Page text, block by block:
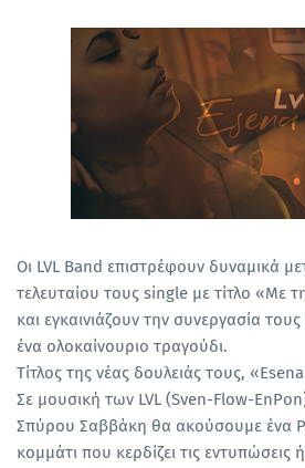
Οι LVL Band επιστρέφουν δυναμικά
τελευταίου τους single με τίτλο «Με
και εγκαινιάζουν την συνεργασία
ένα ολοκαίνουριο τραγούδι.
Τίτλος της νέας δουλειάς τους,
Σε μουσική των LVL (Sven-Flow-
Σπύρου Σαββάκη θα ακούσουμε ένα
κομμάτι που κερδίζει τις εντυπώσεις